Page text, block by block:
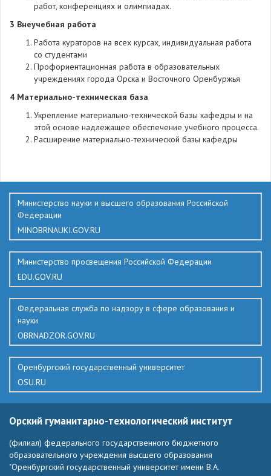
работ, конференциях и олимпиадах.
3 Внеучебная работа
Работа кураторов на всех курсах, индивидуальная работа
со студентами
Профориентационная работа в образовательных
учреждениях города Орска и Восточного Оренбуржья
4 Материально-техническая база
Укрепление материально-технической базы кафедры и на
этой основе надлежащее обеспечение учебного процесса.
Расширение материально-технической базы кафедры
Министерство науки и высшего образования Российской
Федерации
MINOBRNAUKI.GOV.RU
Министерство просвещения Российской Федерации
EDU.GOV.RU
Федеральная служба по надзору в сфере образования и
науки
OBRNADZOR.GOV.RU
Оренбургский государственный университет
OSU.RU
Орский гуманитарно-технологический институт
(филиал) федерального государственного бюджетного
образовательного учреждения высшего образования
"Оренбургский государственный университет имени В.А.